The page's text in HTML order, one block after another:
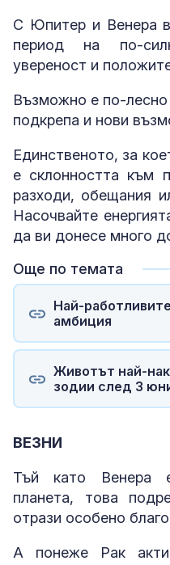
С Юпитер и Венера
период на по-
увереност и
Възможно е по-лесно
подкрепа и нови
Единственото, за
е склонността към
разходи, обещания
Насочвайте
да ви донесе много
Още по темата
Най-
амбиция
Животът най-
зодии след 3
ВЕЗНИ
Тъй като Венера
планета, това
отрази особено
А понеже Рак